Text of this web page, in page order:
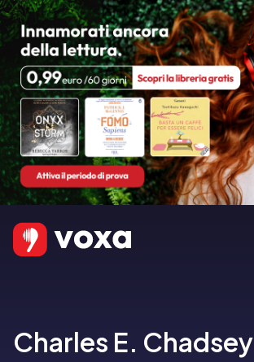
Charles E. Chadsey